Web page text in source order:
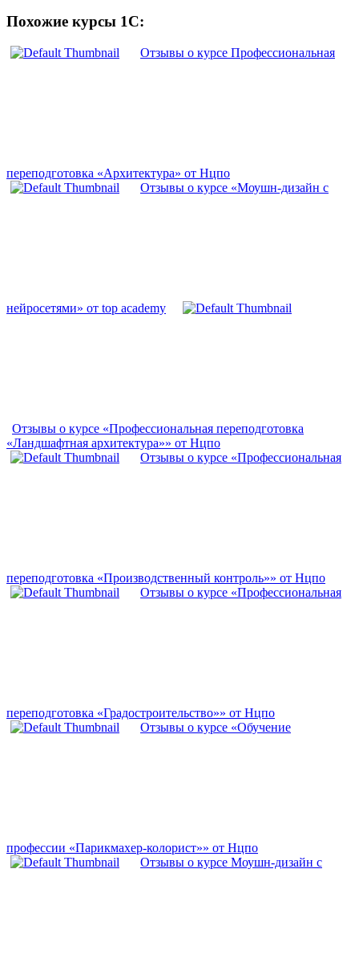
Похожие курсы 1С:
Отзывы о курсе Профессиональная
переподготовка «Архитектура» от Нцпо
Отзывы о курсе «Моушн-дизайн с
нейросетями» от top academy
Отзывы о курсе «Профессиональная переподготовка
«Ландшафтная архитектура»» от Нцпо
Отзывы о курсе «Профессиональная
переподготовка «Производственный контроль»» от Нцпо
Отзывы о курсе «Профессиональная
переподготовка «Градостроительство»» от Нцпо
Отзывы о курсе «Обучение
профессии «Парикмахер-колорист»» от Нцпо
Отзывы о курсе Моушн-дизайн с